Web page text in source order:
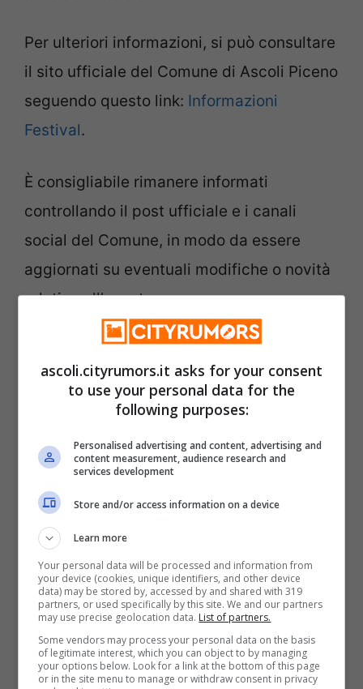
Per ulteriori informazioni, si può consultare
il sito ufficiale del Comune di Ascoli Piceno
seguendo questo link: Informazioni
Festival.
È consigliabile rimanere informati
controllando il post ufficiale e i canali
social del Comune, in modo da essere
aggiornati su eventuali modifiche o novità
relative all’evento.
San Benedetto del Tronto, allerta rossa:
ondate di calore 1 luglio
San Benedetto del Tronto, allerta gialla
per temporali: indicazioni per i cittadini
ascoli.cityrumors.it asks for your consent
to use your personal data for the
following purposes:
Personalised advertising and content, advertising and
content measurement, audience research and
services development
Store and/or access information on a device
Learn more
Your personal data will be processed and information from
your device (cookies, unique identifiers, and other device
data) may be stored by, accessed by and shared with 319
partners, or used specifically by this site. We and our partners
may use precise geolocation data. List of partners.
Some vendors may process your personal data on the basis
of legitimate interest, which you can object to by managing
your options below. Look for a link at the bottom of this page
or in the site menu to manage or withdraw consent in privacy